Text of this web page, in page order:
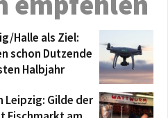
Halle als Ziel:
schon Dutzende
Halbjahr
Leipzig: Gilde der